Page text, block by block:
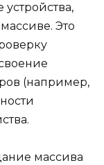
Это
(например,
массива